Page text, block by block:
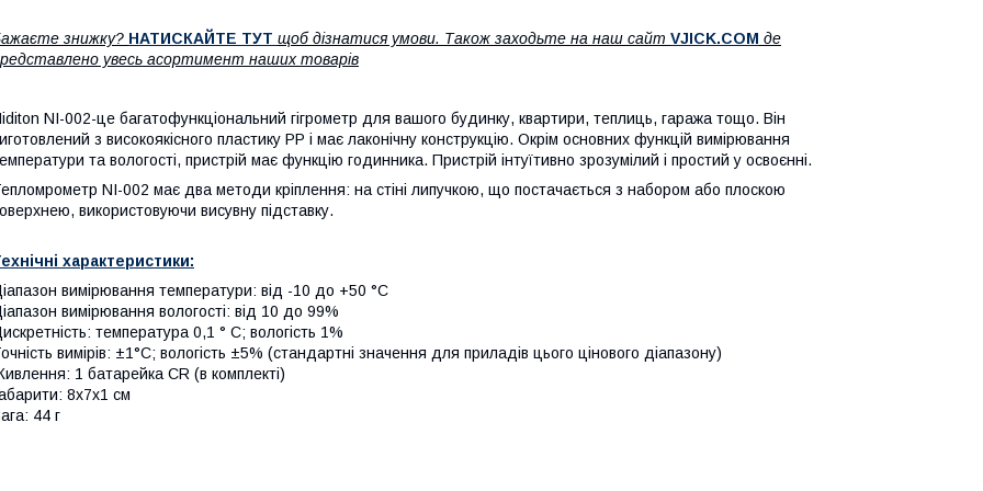
знижку? НАТИСКАЙТЕ ТУТ щоб дізнатися умови. Також заходьте на наш сайт VJICK.COM де
увесь асортимент наших товарів
NI-002-це багатофункціональний гігрометр для вашого будинку, квартири, теплиць, гаража тощо. Він
з високоякісного пластику PP і має лаконічну конструкцію. Окрім основних функцій вимірювання
та вологості, пристрій має функцію годинника. Пристрій інтуїтивно зрозумілий і простий у освоєнні.
NI-002 має два методи кріплення: на стіні липучкою, що постачається з набором або плоскою
використовуючи висувну підставку.
характеристики:
вимірювання температури: від -10 до +50 °С
вимірювання вологості: від 10 до 99%
температура 0,1 ° C; вологість 1%
вимірів: ±1°C; вологість ±5% (стандартні значення для приладів цього цінового діапазону)
1 батарейка CR (в комплекті)
8х7х1 см
44 г